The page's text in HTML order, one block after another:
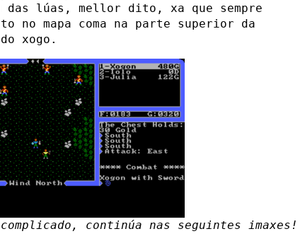
das lúas, mellor dito, xa que sempre
no mapa coma na parte superior da
xogo.
continúa nas seguintes imaxes!